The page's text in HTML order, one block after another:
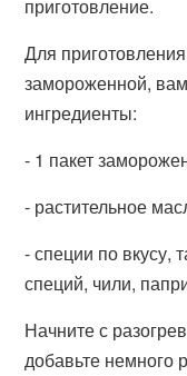
приготовление.
Для
замороженной,
ингредиенты:
- 1 пакет
- растительное
- специи по вкусу,
специй, чили,
Начните с
добавьте немного